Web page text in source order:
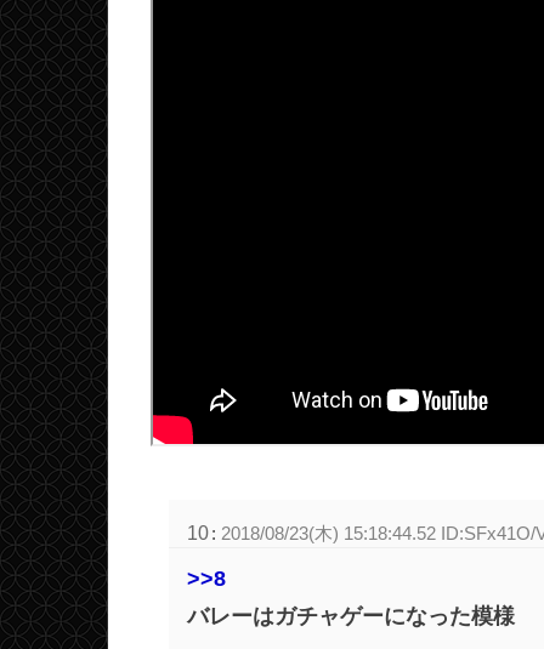
10: 2018/08/23(木) 15:18:44.52 ID:SFx41O/
>>8
バレーはガチャゲーになった模様